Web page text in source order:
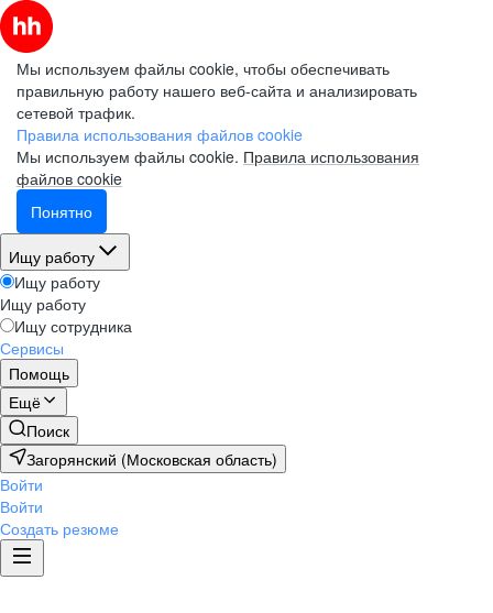
Мы используем файлы cookie, чтобы обеспечивать
правильную работу нашего веб-сайта и анализировать
сетевой трафик.
Правила использования файлов cookie
Мы используем файлы cookie. Правила использования
файлов cookie
Понятно
Ищу работу
Ищу работу
Ищу работу
Ищу сотрудника
Сервисы
Помощь
Ещё
Поиск
Загорянский (Московская область)
Войти
Войти
Создать резюме